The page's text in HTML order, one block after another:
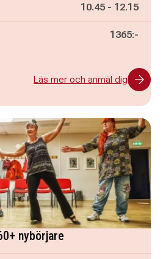
Pågår mellan
10.45 - och
12.15
1365:-
Läs mer och anmäl dig
nybörjare